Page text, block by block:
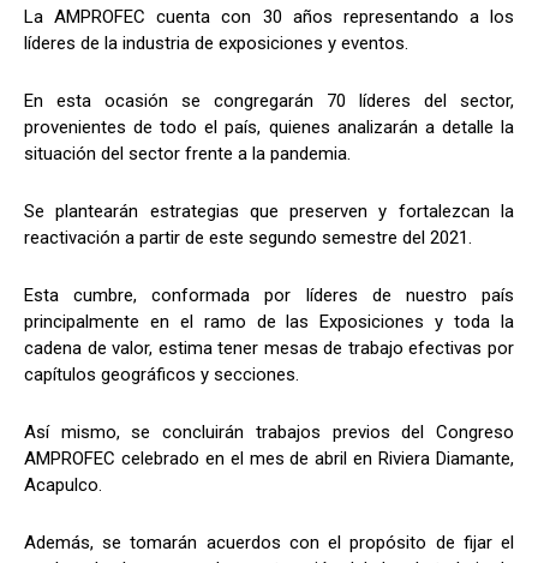
La AMPROFEC cuenta con 30 años representando a los
líderes de la industria de exposiciones y eventos.
En esta ocasión se congregarán 70 líderes del sector,
provenientes de todo el país, quienes analizarán a detalle la
situación del sector frente a la pandemia.
Se plantearán estrategias que preserven y fortalezcan la
reactivación a partir de este segundo semestre del 2021.
Esta cumbre, conformada por líderes de nuestro país
principalmente en el ramo de las Exposiciones y toda la
cadena de valor, estima tener mesas de trabajo efectivas por
capítulos geográficos y secciones.
Así mismo, se concluirán trabajos previos del Congreso
AMPROFEC celebrado en el mes de abril en Riviera Diamante,
Acapulco.
Además, se tomarán acuerdos con el propósito de fijar el